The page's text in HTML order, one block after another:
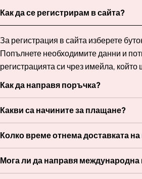
Как да се регистрирам в сайта?
За регистрация в сайта изберете
Попълнете необходимите данни и
регистрацията си чрез имейла, който
Как да направя поръчка?
Какви са начините за плащане?
Колко време отнема доставката
Мога ли да направя международна